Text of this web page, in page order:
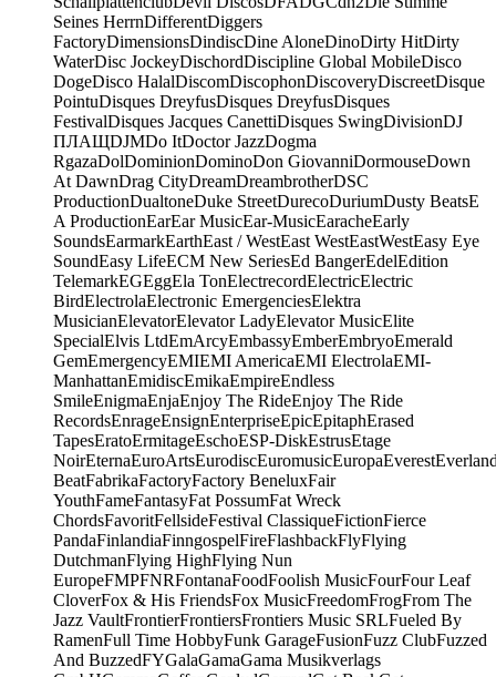
Seines HerrnDifferentDiggers
FactoryDimensionsDindiscDine AloneDinoDirty HitDirty
WaterDisc JockeyDischordDiscipline Global MobileDisco
DogeDisco HalalDiscomDiscophonDiscoveryDiscreetDisque
PointuDisques DreyfusDisques DreyfusDisques
FestivalDisques Jacques CanettiDisques SwingDivisionDJ
ПЛАЩDJMDo ItDoctor JazzDogma
RgazaDolDominionDominoDon GiovanniDormouseDown
At DawnDrag CityDreamDreambrotherDSC
ProductionDualtoneDuke StreetDurecoDuriumDusty BeatsE
A ProductionEarEar MusicEar-MusicEaracheEarly
SoundsEarmarkEarthEast / WestEast WestEastWestEasy Eye
SoundEasy LifeECM New SeriesEd BangerEdelEdition
TelemarkEGEggEla TonElectrecordElectricElectric
BirdElectrolaElectronic EmergenciesElektra
MusicianElevatorElevator LadyElevator MusicElite
SpecialElvis LtdEmArcyEmbassyEmberEmbryoEmerald
GemEmergencyEMIEMI AmericaEMI ElectrolaEMI-
ManhattanEmidiscEmikaEmpireEndless
SmileEnigmaEnjaEnjoy The RideEnjoy The Ride
RecordsEnrageEnsignEnterpriseEpicEpitaphErased
TapesEratoErmitageEschoESP-DiskEstrusEtage
NoirEternaEuroArtsEurodiscEuromusicEuropaEverest
BeatFabrikaFactoryFactory BeneluxFair
YouthFameFantasyFat PossumFat Wreck
ChordsFavoritFellsideFestival ClassiqueFictionFierce
PandaFinlandiaFinngospelFireFlashbackFlyFlying
DutchmanFlying HighFlying Nun
EuropeFMPFNRFontanaFoodFoolish MusicFourFour Leaf
CloverFox & His FriendsFox MusicFreedomFrogFrom The
Jazz VaultFrontierFrontiersFrontiers Music SRLFueled By
RamenFull Time HobbyFunk GarageFusionFuzz ClubFuzzed
And BuzzedFYGalaGamaGama Musikverlags